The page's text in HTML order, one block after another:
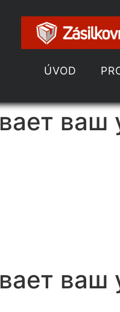
ÚVOD
ваш
ваш